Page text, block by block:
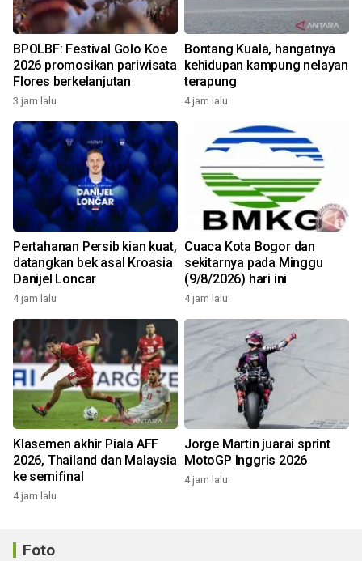
BPOLBF: Festival Golo Koe
2026 promosikan pariwisata
Flores berkelanjutan
3 jam lalu
Bontang Kuala, hangatnya
kehidupan kampung nelayan
terapung
4 jam lalu
Pertahanan Persib kian kuat,
datangkan bek asal Kroasia
Danijel Loncar
4 jam lalu
Cuaca Kota Bogor dan
sekitarnya pada Minggu
(9/8/2026) hari ini
4 jam lalu
Klasemen akhir Piala AFF
2026, Thailand dan Malaysia
ke semifinal
4 jam lalu
Jorge Martin juarai sprint
MotoGP Inggris 2026
4 jam lalu
Foto